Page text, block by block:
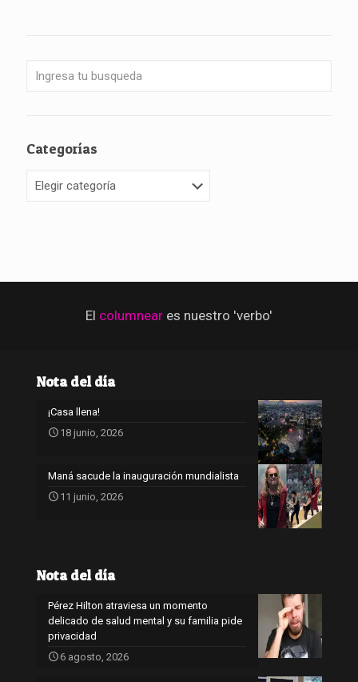
Categorías
El columnear es nuestro 'verbo'
Nota del día
¡Casa llena!
18 junio, 2026
Maná sacude la inauguración mundialista
11 junio, 2026
Nota del día
Pérez Hilton atraviesa un momento
delicado de salud mental y su familia pide
privacidad
6 agosto, 2026